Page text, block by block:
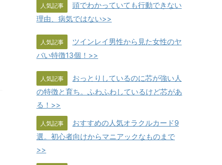
人気記事
頭でわかっていても行動できない
理由、病気ではない>>
人気記事
ツインレイ男性から見た女性のヤ
バい特徴13個！>>
人気記事
おっとりしているのに芯が強い人
の特徴と育ち。ふわふわしているけど芯があ
る！>>
人気記事
おすすめの人気オラクルカード9
選。初心者向けからマニアックなものまで
>>